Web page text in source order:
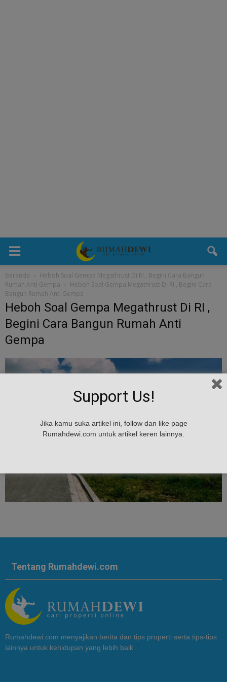
Beranda
Heboh Soal Gempa Megathrust Di RI , Begini Cara Bangun
Rumah Anti Gempa
Heboh Soal Gempa Megathrust Di RI , Begini Cara
Bangun Rumah Anti Gempa
Heboh Soal Gempa Megathrust Di RI ,
Begini Cara Bangun Rumah Anti
Gempa
Tentang Rumahdewi.com
Rumahdewi.com menyajikan berita dan tips properti serta tips-tips
lainnya untuk kehidupan yang lebih baik
Support Us!
Jika kamu suka artikel ini, follow dan like page
Rumahdewi.com untuk artikel keren lainnya.